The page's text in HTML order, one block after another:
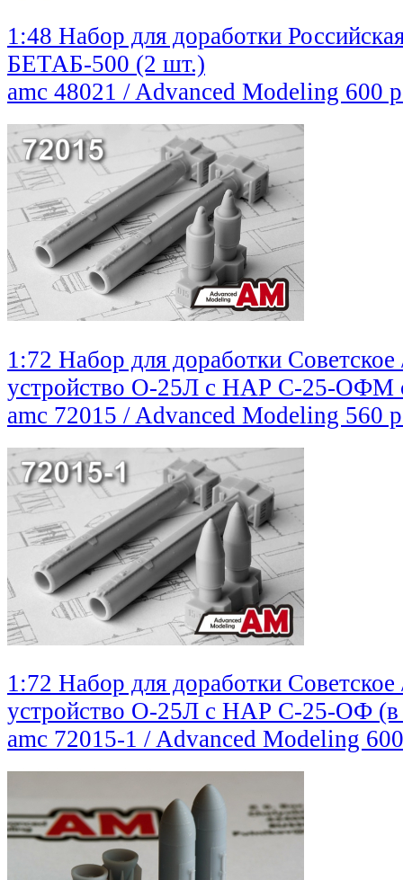
1:48 Набор для доработки
БЕТАБ-500 (2 шт.)
amc 48021 / Advanced Modeling 600
1:72 Набор для доработки Советское
устройство О-25Л с НАР С-25-ОФМ
amc 72015 / Advanced Modeling 560
1:72 Набор для доработки Советское
устройство О-25Л с НАР С-25-ОФ (в
amc 72015-1 / Advanced Modeling